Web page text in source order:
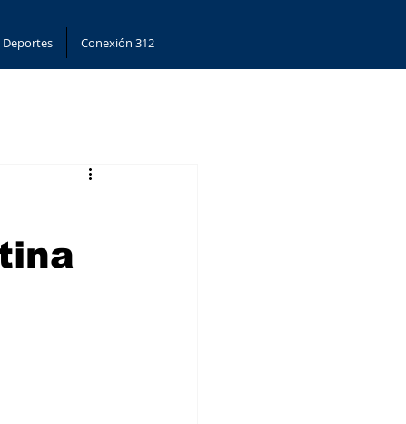
Deportes Conexión 312